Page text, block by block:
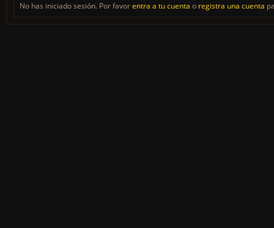
No has iniciado sesión. Por favorentra a tu cuenta o registra una cuenta